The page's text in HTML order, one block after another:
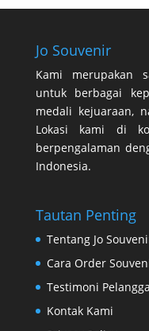
Jo Souvenir
Kami merupakan
untuk berbagai
medali kejuaraan,
Lokasi kami di
berpengalaman
Indonesia.
Tautan Penting
Tentang Jo
Cara Order
Testimoni
Kontak Kami